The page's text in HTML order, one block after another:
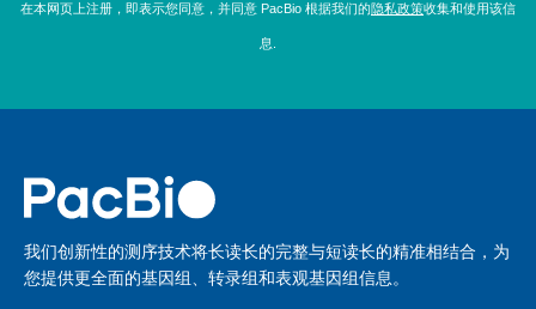
在本网页上注册，即表示您同意，并同意 PacBio 根据我们的隐私政策收集和使用该信
息.
我们创新性的测序技术将长读长的完整与短读长的精准相结合，为
您提供更全面的基因组、转录组和表观基因组信息。